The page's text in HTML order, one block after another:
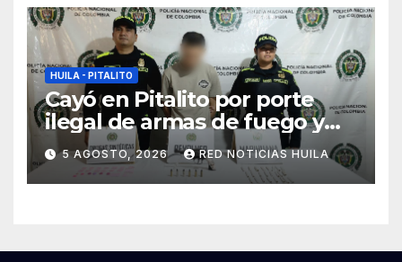
HUILA - PITALITO
Cayó en Pitalito por porte
ilegal de armas de fuego y
tráfico de estupefacientes
5 AGOSTO, 2026 RED NOTICIAS HUILA